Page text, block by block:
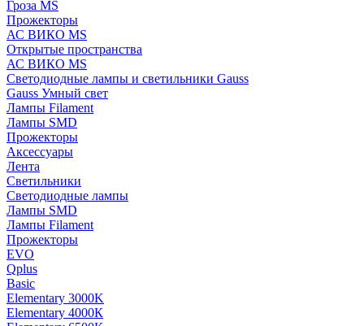
Гроза MS
Прожекторы
АС ВИКО MS
Открытые пространства
АС ВИКО MS
Светодиодные лампы и светильники Gauss
Gauss Умный свет
Лампы Filament
Лампы SMD
Прожекторы
Аксессуары
Лента
Светильники
Светодиодные лампы
Лампы SMD
Лампы Filament
Прожекторы
EVO
Qplus
Basic
Elementary 3000K
Elementary 4000К